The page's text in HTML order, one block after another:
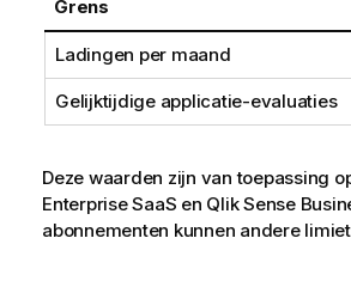
Grens
Ladingen per maand
Gelijktijdige applicatie-evaluaties
Deze waarden zijn van toepassing
Enterprise SaaS en Qlik Sense
abonnementen kunnen andere